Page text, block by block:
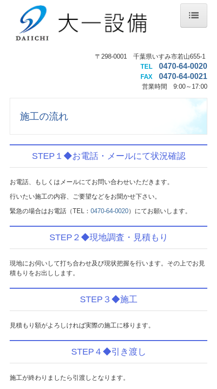
エコキュート
施工の流れ
お知らせ
プライバシーポリシー
〒298-0001 千葉県いすみ市若山655-1
TEL 0470-64-0020
FAX 0470-64-0021
営業時間 9:00～17:00
施工の流れ
STEP１◆お電話・メールにて状況確認
お電話、もしくはメールにてお問い合わせいただきます。
行いたい施工の内容、ご要望などをお聞かせ下さい。
緊急の場合はお電話（TEL： 0470-64-0020）にてお願いします。
STEP２◆現地調査・見積もり
現地にお伺いして打ち合わせ及び現状把握を行います。その上でお見
積もりをお出しします。
STEP３◆施工
見積もり額がよろしければ実際の施工に移ります。
STEP４◆引き渡し
施工が終わりましたら引渡しとなります。